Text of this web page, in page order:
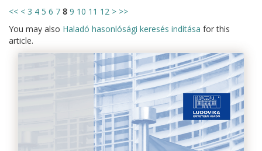
<< < 3 4 5 6 7 8 9 10 11 12 > >>
You may also Haladó hasonlósági keresés indítása for this
article.